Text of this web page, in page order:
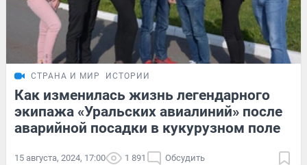
СТРАНА И МИР ИСТОРИИ
Как изменилась жизнь легендарного
экипажа «Уральских авиалиний» после
аварийной посадки в кукурузном поле
15 августа, 2024, 17:00 1 891 Обсудить